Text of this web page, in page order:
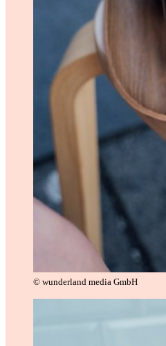
© wunderland media GmbH